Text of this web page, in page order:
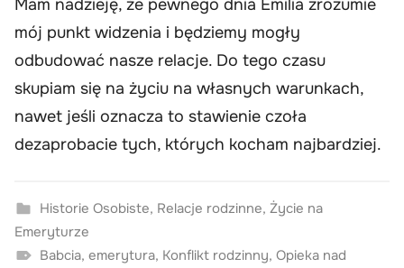
Mam nadzieję, że pewnego dnia Emilia zrozumie
mój punkt widzenia i będziemy mogły
odbudować nasze relacje. Do tego czasu
skupiam się na życiu na własnych warunkach,
nawet jeśli oznacza to stawienie czoła
dezaprobacie tych, których kocham najbardziej.
Historie Osobiste, Relacje rodzinne, Życie na
Emeryturze
Babcia, emerytura, Konflikt rodzinny, Opieka nad